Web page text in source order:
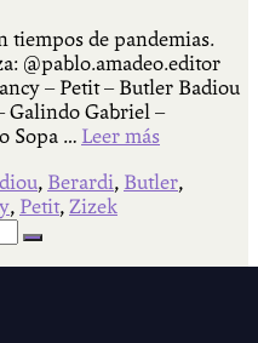
tiempos de pandemias.
@pablo.amadeo.editor
– Petit – Butler Badiou
Galindo Gabriel –
Sopa … Leer más
, Berardi, Butler,
, Petit, Zizek